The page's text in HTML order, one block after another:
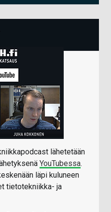
lähetetään
YouTubessa.
läpi kuluneen
tietotekniikka- ja